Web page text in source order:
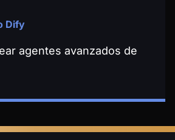
Dify
agentes avanzados de